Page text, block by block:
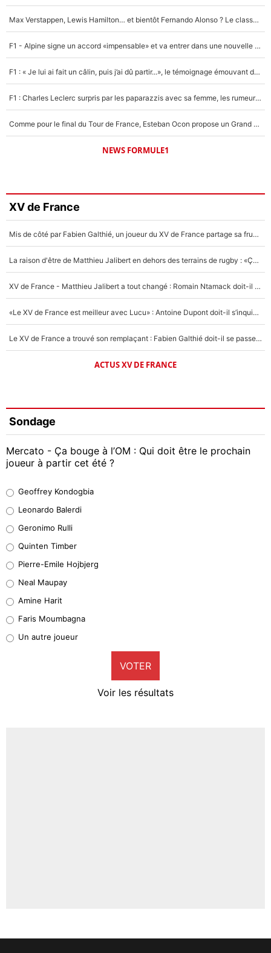
Max Verstappen, Lewis Hamilton… et bientôt Fernando Alonso ? Le classement des pilotes les mieux payés en Formule 1 risque de changer !
F1 - Alpine signe un accord «impensable» et va entrer dans une nouvelle dimension : Grande nouvelle pour Pierre Gasly !
F1 : « Je lui ai fait un câlin, puis j’ai dû partir...», le témoignage émouvant de Max Verstappen sur sa fille
F1 : Charles Leclerc surpris par les paparazzis avec sa femme, les rumeurs étaient vraies !
Comme pour le final du Tour de France, Esteban Ocon propose un Grand Prix de Formule 1 à Paris : «Autour de l’Arc de Triomphe, ce serait génial» !
NEWS FORMULE1
XV de France
Mis de côté par Fabien Galthié, un joueur du XV de France partage sa frustration : «ils ne me l’ont pas dit tout de suite»
La raison d'être de Matthieu Jalibert en dehors des terrains de rugby : «Ça m'atteint autant que si tu touches à un membre de ma famille»
XV de France - Matthieu Jalibert a tout changé : Romain Ntamack doit-il s’inquiéter pour sa place à un an de la Coupe du monde ?
«Le XV de France est meilleur avec Lucu» : Antoine Dupont doit-il s’inquiéter pour sa place ?
Le XV de France a trouvé son remplaçant : Fabien Galthié doit-il se passer d'Antoine Dupont ?
ACTUS XV DE FRANCE
Sondage
Mercato - Ça bouge à l’OM : Qui doit être le prochain
joueur à partir cet été ?
38%
32%
5%
1%
9%
Geoffrey Kondogbia
Leonardo Balerdi
Geronimo Rulli
Quinten Timber
Pierre-Emile Hojbjerg
Neal Maupay
Amine Harit
Faris Moumbagna
Un autre joueur
VOTER
Voir les résultats